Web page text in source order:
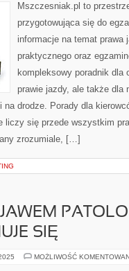
Mszczesniak.pl to
przygotowująca się do
informacje na temat prawa
praktycznego oraz
kompleksowy poradnik dla
prawie jazdy, ale także dla
drodze. Porady dla
liczy się przede wszystkim
zrozumiale, […]
SIĘ
MOŻLIWOŚĆ